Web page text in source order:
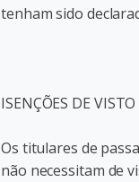
tenham sido
ISENÇÕES DE VISTO
Os titulares de
não necessitam de